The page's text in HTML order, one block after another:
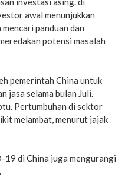
awal menunjukkan
panduan dan
potensi masalah
pemerintah China untuk
jasa selama bulan Juli.
Pertumbuhan di sektor
melambat, menurut jajak
19 di China juga mengurangi